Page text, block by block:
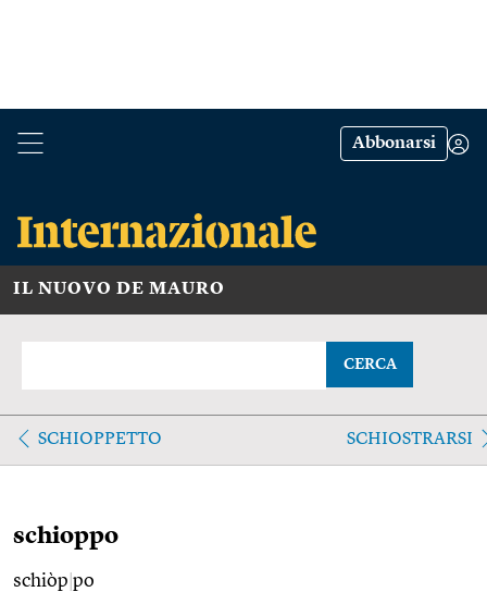
Abbonarsi
IL NUOVO DE MAURO
CERCA
SCHIOPPETTO SCHIOSTRARSI
schioppo
schiòp po